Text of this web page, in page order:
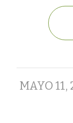
MAYO 11,/